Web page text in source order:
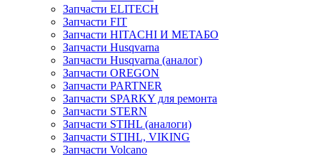
Запчасти ELITECH
Запчасти FIT
Запчасти HITACHI И МЕТАБО
Запчасти Husqvarna
Запчасти Husqvarna (аналог)
Запчасти OREGON
Запчасти PARTNER
Запчасти SPARKY для ремонта
Запчасти STERN
Запчасти STIHL (аналоги)
Запчасти STIHL, VIKING
Запчасти Volcano